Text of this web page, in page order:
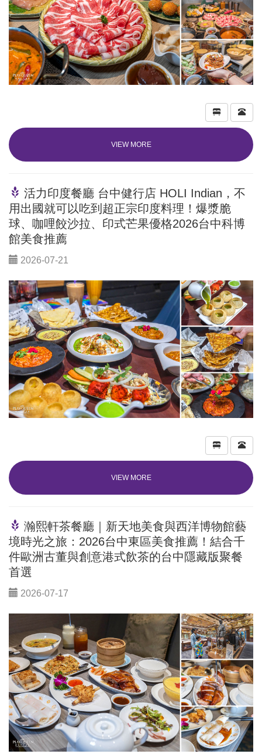
VIEW MORE
活力印度餐廳 台中健行店 HOLI Indian，不
用出國就可以吃到超正宗印度料理！爆漿脆
球、咖哩餃沙拉、印式芒果優格2026台中科博
館美食推薦
2026-07-21
VIEW MORE
瀚熙軒茶餐廳｜新天地美食與西洋博物館藝
境時光之旅：2026台中東區美食推薦！結合千
件歐洲古董與創意港式飲茶的台中隱藏版聚餐
首選
2026-07-17